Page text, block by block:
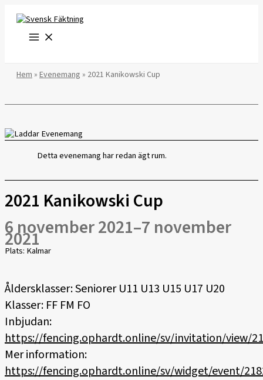
innehåll
Hem» Evenemang » 2021 Kanikowski Cup
Detta evenemang har redan ägt rum.
2021 Kanikowski Cup
6 november 2021–7 november
2021
Plats: Kalmar
Åldersklasser: Seniorer U11 U13 U15 U17 U20
Klasser: FF FM FO
Inbjudan:
https://fencing.ophardt.online/sv/invitation/view/
Mer information:
https://fencing.ophardt.online/sv/widget/event/